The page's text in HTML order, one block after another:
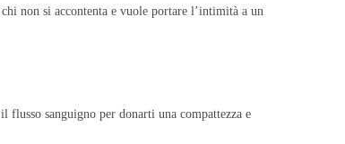
non si accontenta e vuole portare l’intimità a un
flusso sanguigno per donarti una compattezza e